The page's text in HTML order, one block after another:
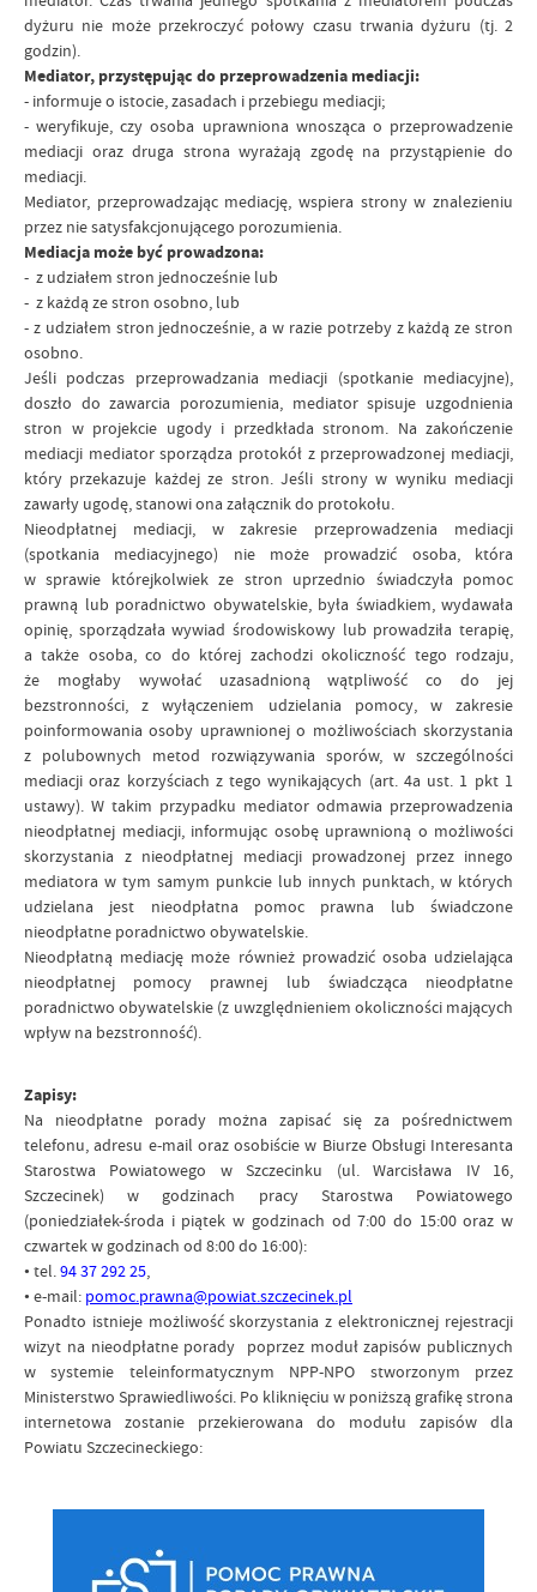
dyżuru nie może przekroczyć połowy czasu trwania dyżuru (tj. 2
godzin).
Mediator, przystępując do przeprowadzenia mediacji:
- informuje o istocie, zasadach i przebiegu mediacji;
- weryfikuje, czy osoba uprawniona wnosząca o przeprowadzenie
mediacji oraz druga strona wyrażają zgodę na przystąpienie do
mediacji.
Mediator, przeprowadzając mediację, wspiera strony w znalezieniu
przez nie satysfakcjonującego porozumienia.
Mediacja może być prowadzona:
- z udziałem stron jednocześnie lub
- z każdą ze stron osobno, lub
- z udziałem stron jednocześnie, a w razie potrzeby z każdą ze stron
osobno.
Jeśli podczas przeprowadzania mediacji (spotkanie mediacyjne),
doszło do zawarcia porozumienia, mediator spisuje uzgodnienia
stron w projekcie ugody i przedkłada stronom. Na zakończenie
mediacji mediator sporządza protokół z przeprowadzonej mediacji,
który przekazuje każdej ze stron. Jeśli strony w wyniku mediacji
zawarły ugodę, stanowi ona załącznik do protokołu.
Nieodpłatnej mediacji, w zakresie przeprowadzenia mediacji
(spotkania mediacyjnego) nie może prowadzić osoba, która
w sprawie którejkolwiek ze stron uprzednio świadczyła pomoc
prawną lub poradnictwo obywatelskie, była świadkiem, wydawała
opinię, sporządzała wywiad środowiskowy lub prowadziła terapię,
a także osoba, co do której zachodzi okoliczność tego rodzaju,
że mogłaby wywołać uzasadnioną wątpliwość co do jej
bezstronności, z wyłączeniem udzielania pomocy, w zakresie
poinformowania osoby uprawnionej o możliwościach skorzystania
z polubownych metod rozwiązywania sporów, w szczególności
mediacji oraz korzyściach z tego wynikających (art. 4a ust. 1 pkt 1
ustawy). W takim przypadku mediator odmawia przeprowadzenia
nieodpłatnej mediacji, informując osobę uprawnioną o możliwości
skorzystania z nieodpłatnej mediacji prowadzonej przez innego
mediatora w tym samym punkcie lub innych punktach, w których
udzielana jest nieodpłatna pomoc prawna lub świadczone
nieodpłatne poradnictwo obywatelskie.
Nieodpłatną mediację może również prowadzić osoba udzielająca
nieodpłatnej pomocy prawnej lub świadcząca nieodpłatne
poradnictwo obywatelskie (z uwzględnieniem okoliczności mających
wpływ na bezstronność).
Zapisy:
Na nieodpłatne porady można zapisać się za pośrednictwem
telefonu, adresu e-mail oraz osobiście w Biurze Obsługi Interesanta
Starostwa Powiatowego w Szczecinku (ul. Warcisława IV 16,
Szczecinek) w godzinach pracy Starostwa Powiatowego
(poniedziałek-środa i piątek w godzinach od 7:00 do 15:00 oraz w
czwartek w godzinach od 8:00 do 16:00):
• tel.94 37 292 25,
• e-mail: pomoc.prawna@powiat.szczecinek.pl
Ponadto istnieje możliwość skorzystania z elektronicznej rejestracji
wizyt na nieodpłatne porady poprzez moduł zapisów publicznych
w systemie teleinformatycznym NPP-NPO stworzonym przez
Ministerstwo Sprawiedliwości. Po kliknięciu w poniższą grafikę strona
internetowa zostanie przekierowana do modułu zapisów dla
Powiatu Szczecineckiego: